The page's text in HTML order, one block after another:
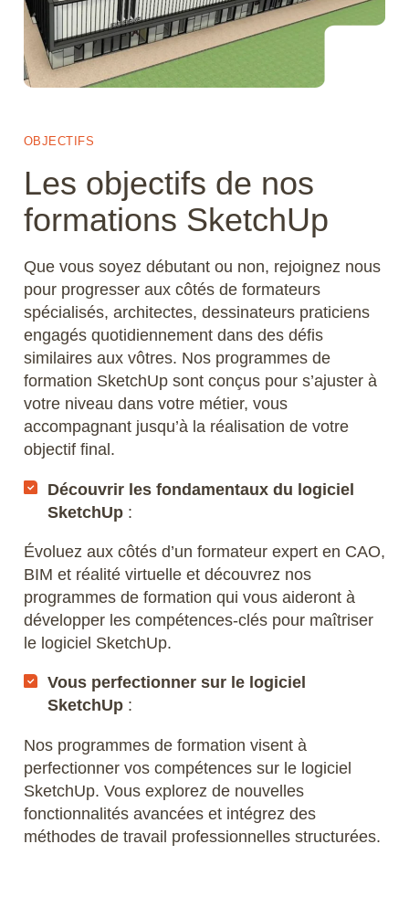
OBJECTIFS
Les objectifs de nos
formations SketchUp
Que vous soyez débutant ou non, rejoignez nous
pour progresser aux côtés de formateurs
spécialisés, architectes, dessinateurs praticiens
engagés quotidiennement dans des défis
similaires aux vôtres. Nos programmes de
formation SketchUp sont conçus pour s’ajuster à
votre niveau dans votre métier, vous
accompagnant jusqu’à la réalisation de votre
objectif final.
Découvrir les fondamentaux du logiciel
SketchUp:
Évoluez aux côtés d’un formateur expert en CAO,
BIM et réalité virtuelle et découvrez nos
programmes de formation qui vous aideront à
développer les compétences-clés pour maîtriser
le logiciel SketchUp.
Vous perfectionner sur le logiciel
SketchUp :
Nos programmes de formation visent à
perfectionner vos compétences sur le logiciel
SketchUp. Vous explorez de nouvelles
fonctionnalités avancées et intégrez des
méthodes de travail professionnelles structurées.